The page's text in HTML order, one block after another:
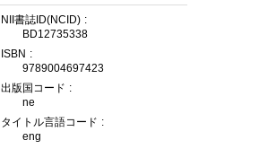
NII書誌ID(NCID)
BD12735338
ISBN
9789004697423
出版国コード
ne
タイトル言語コード
eng